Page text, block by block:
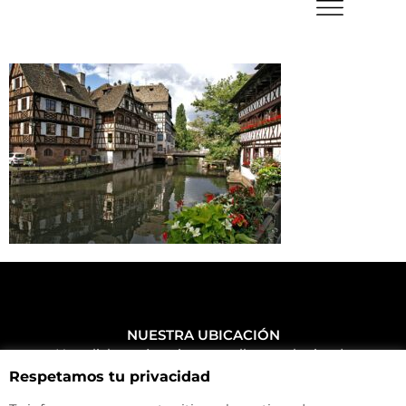
NUESTRA UBICACIÓN
Haz click aquí y mira como llegar a la tienda
CONTACTA CON NOSOTROS
+34 972 500 449
Respetamos tu privacidad